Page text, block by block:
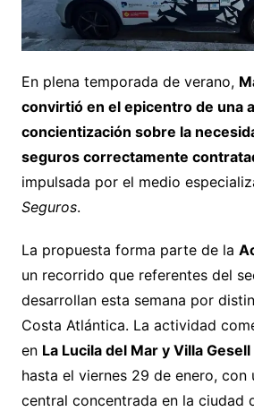
En plena temporada de verano,
convirtió en el epicentro de una
concientización sobre la
seguros correctamente
impulsada por el medio
Seguros.
La propuesta forma parte de la
un recorrido que referentes del
desarrollan esta semana por
Costa Atlántica. La actividad
en La Lucila del Mar y Villa Gesell
hasta el viernes 29 de enero, con
central concentrada en la ciudad